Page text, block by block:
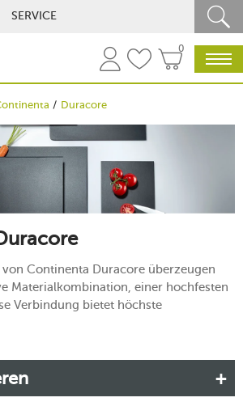
SERVICE
0
Duracore
Continenta Duracore überzeugen
Materialkombination, einer hochfesten
Verbindung bietet höchste
Egal ob für das
in Sachen Funktionalität und